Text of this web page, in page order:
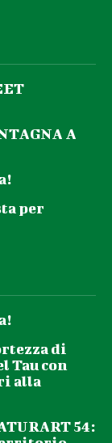
A
per
di
Tau con
alla
54: